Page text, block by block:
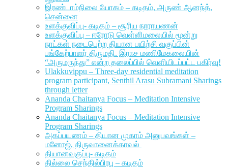
இரண்டாம்நிலை யோகம் – கடிதம், அருண் ஆனந்த்,
சென்னை
உளக்குவிப்பு- கடிதம் – சூரிய நாராயணன்
உளக்குவிப்பு – ஈரோடு வெள்ளிமலையில் மூன்று
நாட்கள் நடைபெற்ற தியான பயிற்சி வகுப்பின்
பங்கேற்பாளர் திருமதி. இராச மணிமேகலையின்
“அருமருந்து” என்ற தலைப்பில் வெளியிடப்பட்ட பகிர்வு!
Ulakkuvippu – Three-day residential meditation
program participant, Senthil Arasu Subramani Sharings
through letter
Ananda Chaitanya Focus – Meditation Intensive
Program Sharings
Ananda Chaitanya Focus – Meditation Intensive
Program Sharings
அகப்பயணம் – தியான முகாம் அனுபவங்கள் –
மனோஜ், திருவானைக்காவல்
தியானவகுப்பு- கடிதம்
தில்லை செந்தில்பிரபு – கடிதம்